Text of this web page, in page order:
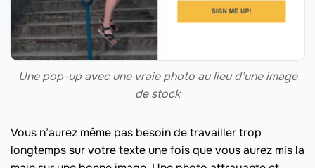
Une pop-up avec une vraie photo au lieu d’une image
de stock
Vous n’aurez même pas besoin de travailler trop
longtemps sur votre texte une fois que vous aurez mis la